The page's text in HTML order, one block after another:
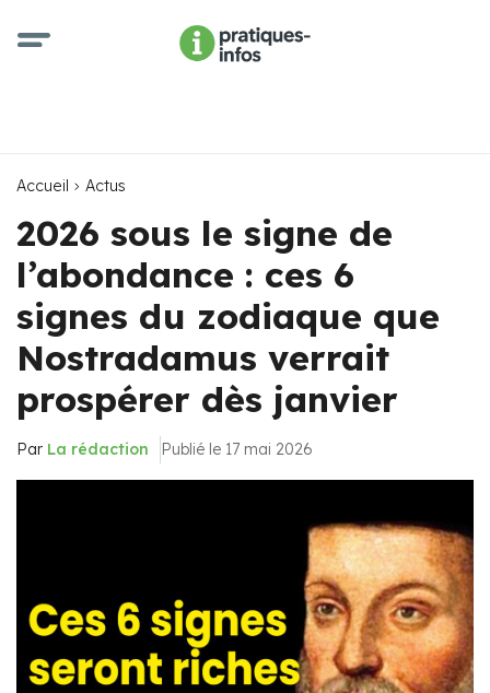
Accueil Actus
2026 sous le signe de
l’abondance : ces 6
signes du zodiaque que
Nostradamus verrait
prospérer dès janvier
Par La rédaction Publié le 17 mai 2026